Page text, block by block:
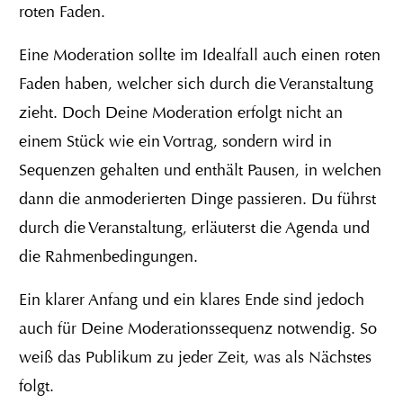
roten Faden.
Eine Moderation sollte im Idealfall auch einen roten
Faden haben, welcher sich durch die Veranstaltung
zieht. Doch Deine Moderation erfolgt nicht an
einem Stück wie ein Vortrag, sondern wird in
Sequenzen gehalten und enthält Pausen, in welchen
dann die anmoderierten Dinge passieren. Du führst
durch die Veranstaltung, erläuterst die Agenda und
die Rahmenbedingungen.
Ein klarer Anfang und ein klares Ende sind jedoch
auch für Deine Moderationssequenz notwendig. So
weiß das Publikum zu jeder Zeit, was als Nächstes
folgt.